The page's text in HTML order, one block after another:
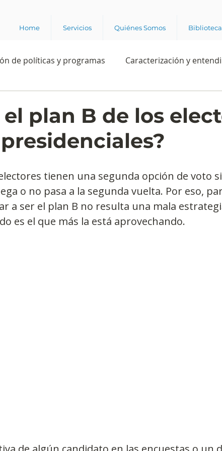
Home Servicios Quiénes Somos Biblioteca
de políticas y programas Caracterización y
Rating Política Intención de voto
laboral Experiencia del cliente Experiencia
los grupos de interés Marca y posicionamiento
el plan B de los
tienen una segunda opción de voto
o no pasa a la segunda vuelta. Por eso,
a ser el plan B no resulta una mala
es el que más la está aprovechando.